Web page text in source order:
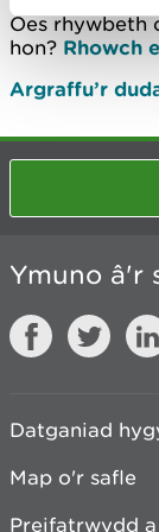
Oes rhywbeth
hon? Rhowch
Argraffu’r
Ymuno â'r
Datganiad
Map o'r safle
Preifatrwydd